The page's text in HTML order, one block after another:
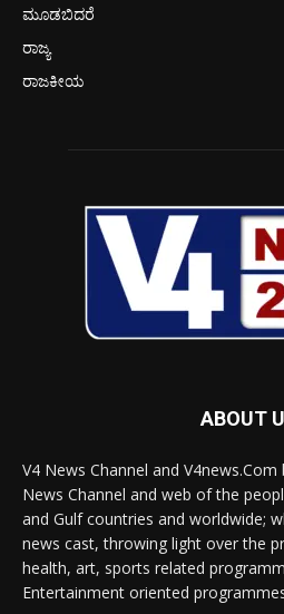
ಮೂಡಬಿದರೆ
ರಾಜ್ಯ
ರಾಜಕೀಯ
ABOUT
V4 News Channel and
News Channel and web of the
and Gulf countries and worldwide;
news cast, throwing light over the
health, art, sports related
Entertainment oriented